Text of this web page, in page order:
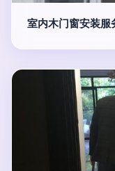
室内木门窗安装服